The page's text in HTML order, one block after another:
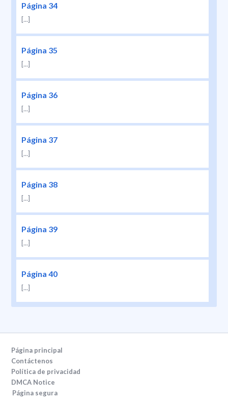
Página 34
[...]
Página 35
[...]
Página 36
[...]
Página 37
[...]
Página 38
[...]
Página 39
[...]
Página 40
[...]
Página principal
Contáctenos
Política de privacidad
DMCA Notice
Página segura